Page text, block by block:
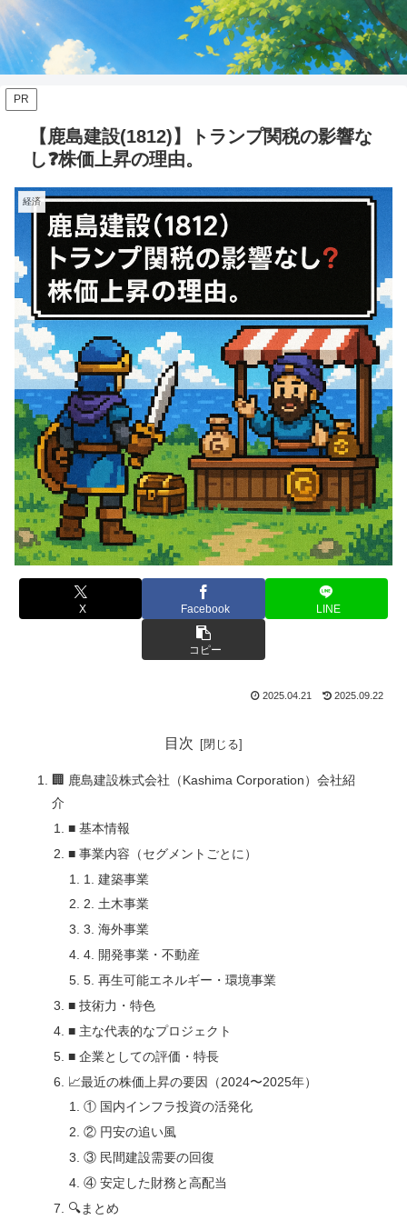
PR
【鹿島建設(1812)】トランプ関税の影響な
し❓株価上昇の理由。
経済
X Facebook LINE
コピー
2025.04.21 2025.09.22
目次
🏢 鹿島建設株式会社（Kashima Corporation）会社紹
介
■ 基本情報
■ 事業内容（セグメントごとに）
1. 建築事業
2. 土木事業
3. 海外事業
4. 開発事業・不動産
5. 再生可能エネルギー・環境事業
■ 技術力・特色
■ 主な代表的なプロジェクト
■ 企業としての評価・特長
📈最近の株価上昇の要因（2024〜2025年）
① 国内インフラ投資の活発化
② 円安の追い風
③ 民間建設需要の回復
④ 安定した財務と高配当
🔍まとめ